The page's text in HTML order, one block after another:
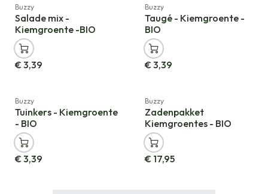
Nieuw!
Buzzy
Salade mix -
Kiemgroente -BIO
€3,39
Nieuw!
Buzzy
Taugé - Kiemgroente -
BIO
€3,39
Nieuw!
Buzzy
Tuinkers - Kiemgroente
- BIO
€3,39 Cadeauverpakking
Buzzy
Zadenpakket
Kiemgroentes - BIO
€ 17,95